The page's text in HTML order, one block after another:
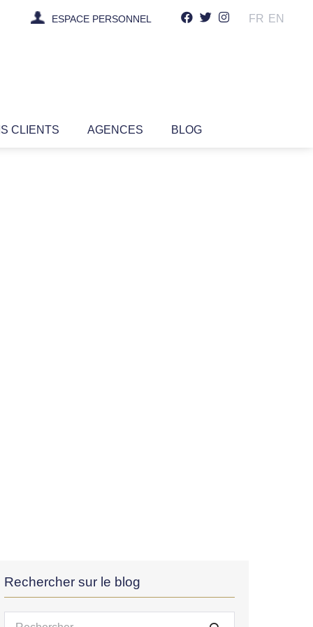
ESPACE PERSONNEL FR EN
CLIENTS AGENCES BLOG
Rechercher sur le blog
Recherche